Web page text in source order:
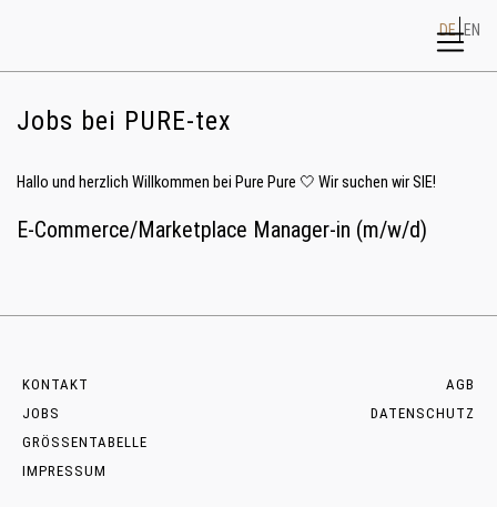
DE EN
Jobs bei PURE-tex
Hallo und herzlich Willkommen bei Pure Pure 🤍 Wir suchen wir SIE!
E-Commerce/Marketplace Manager-in (m/w/d)
KONTAKT
JOBS
GRÖSSENTABELLE
IMPRESSUM
AGB
DATENSCHUTZ